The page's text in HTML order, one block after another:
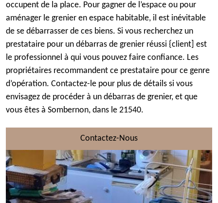
occupent de la place. Pour gagner de l’espace ou pour
aménager le grenier en espace habitable, il est inévitable
de se débarrasser de ces biens. Si vous recherchez un
prestataire pour un débarras de grenier réussi {client] est
le professionnel à qui vous pouvez faire confiance. Les
propriétaires recommandent ce prestataire pour ce genre
d’opération. Contactez-le pour plus de détails si vous
envisagez de procéder à un débarras de grenier, et que
vous êtes à Sombernon, dans le 21540.
Contactez-Nous